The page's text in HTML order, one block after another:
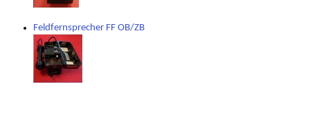
Feldfernsprecher FF OB/ZB